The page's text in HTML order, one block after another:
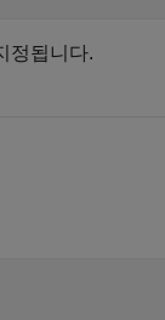
정됩니다.